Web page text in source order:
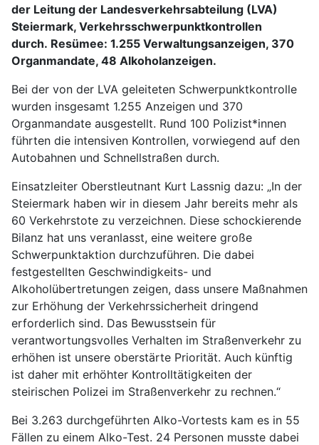
der Leitung der Landesverkehrsabteilung (LVA)
Steiermark, Verkehrsschwerpunktkontrollen
durch. Resümee: 1.255 Verwaltungsanzeigen, 370
Organmandate, 48 Alkoholanzeigen.
Bei der von der LVA geleiteten Schwerpunktkontrolle
wurden insgesamt 1.255 Anzeigen und 370
Organmandate ausgestellt. Rund 100 Polizist*innen
führten die intensiven Kontrollen, vorwiegend auf den
Autobahnen und Schnellstraßen durch.
Einsatzleiter Oberstleutnant Kurt Lassnig dazu: „In der
Steiermark haben wir in diesem Jahr bereits mehr als
60 Verkehrstote zu verzeichnen. Diese schockierende
Bilanz hat uns veranlasst, eine weitere große
Schwerpunktaktion durchzuführen. Die dabei
festgestellten Geschwindigkeits- und
Alkoholübertretungen zeigen, dass unsere Maßnahmen
zur Erhöhung der Verkehrssicherheit dringend
erforderlich sind. Das Bewusstsein für
verantwortungsvolles Verhalten im Straßenverkehr zu
erhöhen ist unsere oberstärte Priorität. Auch künftig
ist daher mit erhöhter Kontrolltätigkeiten der
steirischen Polizei im Straßenverkehr zu rechnen.“
Bei 3.263 durchgeführten Alko-Vortests kam es in 55
Fällen zu einem Alko-Test. 24 Personen musste dabei